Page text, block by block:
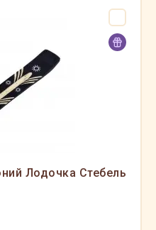
Лодочка Стебель